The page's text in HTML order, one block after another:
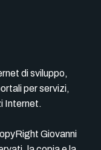
di sviluppo,
per servizi,
Internet.
Giovanni